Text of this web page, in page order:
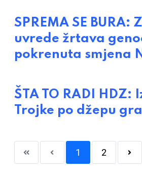
SPREMA SE BURA:
uvrede žrtava
pokrenuta smjena
ŠTA TO RADI HDZ:
Trojke po džepu
1 2